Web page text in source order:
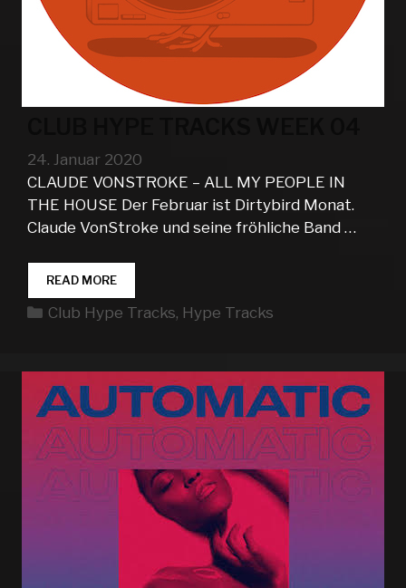
24. Januar 2020
CLAUDE VONSTROKE – ALL MY PEOPLE IN
THE HOUSE Der Februar ist Dirtybird Monat.
Claude VonStroke und seine fröhliche Band …
READ MORECLUB
HYPE
TRACKS
Kategorien
Club Hype Tracks, Hype Tracks